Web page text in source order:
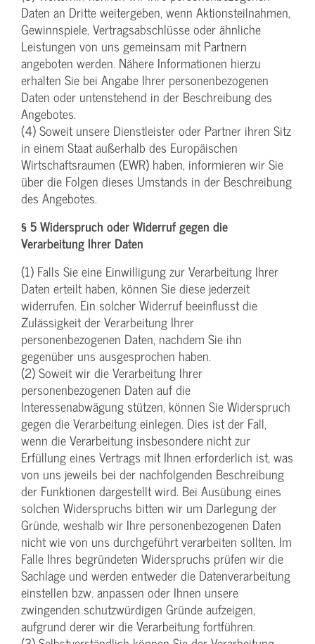
Daten an Dritte weitergeben, wenn Aktionsteilnahmen,
Gewinnspiele, Vertragsabschlüsse oder ähnliche
Leistungen von uns gemeinsam mit Partnern
angeboten werden. Nähere Informationen hierzu
erhalten Sie bei Angabe Ihrer personenbezogenen
Daten oder untenstehend in der Beschreibung des
Angebotes.
(4) Soweit unsere Dienstleister oder Partner ihren Sitz
in einem Staat außerhalb des Europäischen
Wirtschaftsraumen (EWR) haben, informieren wir Sie
über die Folgen dieses Umstands in der Beschreibung
des Angebotes.
§ 5 Widerspruch oder Widerruf gegen die
Verarbeitung Ihrer Daten
(1) Falls Sie eine Einwilligung zur Verarbeitung Ihrer
Daten erteilt haben, können Sie diese jederzeit
widerrufen. Ein solcher Widerruf beeinflusst die
Zulässigkeit der Verarbeitung Ihrer
personenbezogenen Daten, nachdem Sie ihn
gegenüber uns ausgesprochen haben.
(2) Soweit wir die Verarbeitung Ihrer
personenbezogenen Daten auf die
Interessenabwägung stützen, können Sie Widerspruch
gegen die Verarbeitung einlegen. Dies ist der Fall,
wenn die Verarbeitung insbesondere nicht zur
Erfüllung eines Vertrags mit Ihnen erforderlich ist, was
von uns jeweils bei der nachfolgenden Beschreibung
der Funktionen dargestellt wird. Bei Ausübung eines
solchen Widerspruchs bitten wir um Darlegung der
Gründe, weshalb wir Ihre personenbezogenen Daten
nicht wie von uns durchgeführt verarbeiten sollten. Im
Falle Ihres begründeten Widerspruchs prüfen wir die
Sachlage und werden entweder die Datenverarbeitung
einstellen bzw. anpassen oder Ihnen unsere
zwingenden schutzwürdigen Gründe aufzeigen,
aufgrund derer wir die Verarbeitung fortführen.